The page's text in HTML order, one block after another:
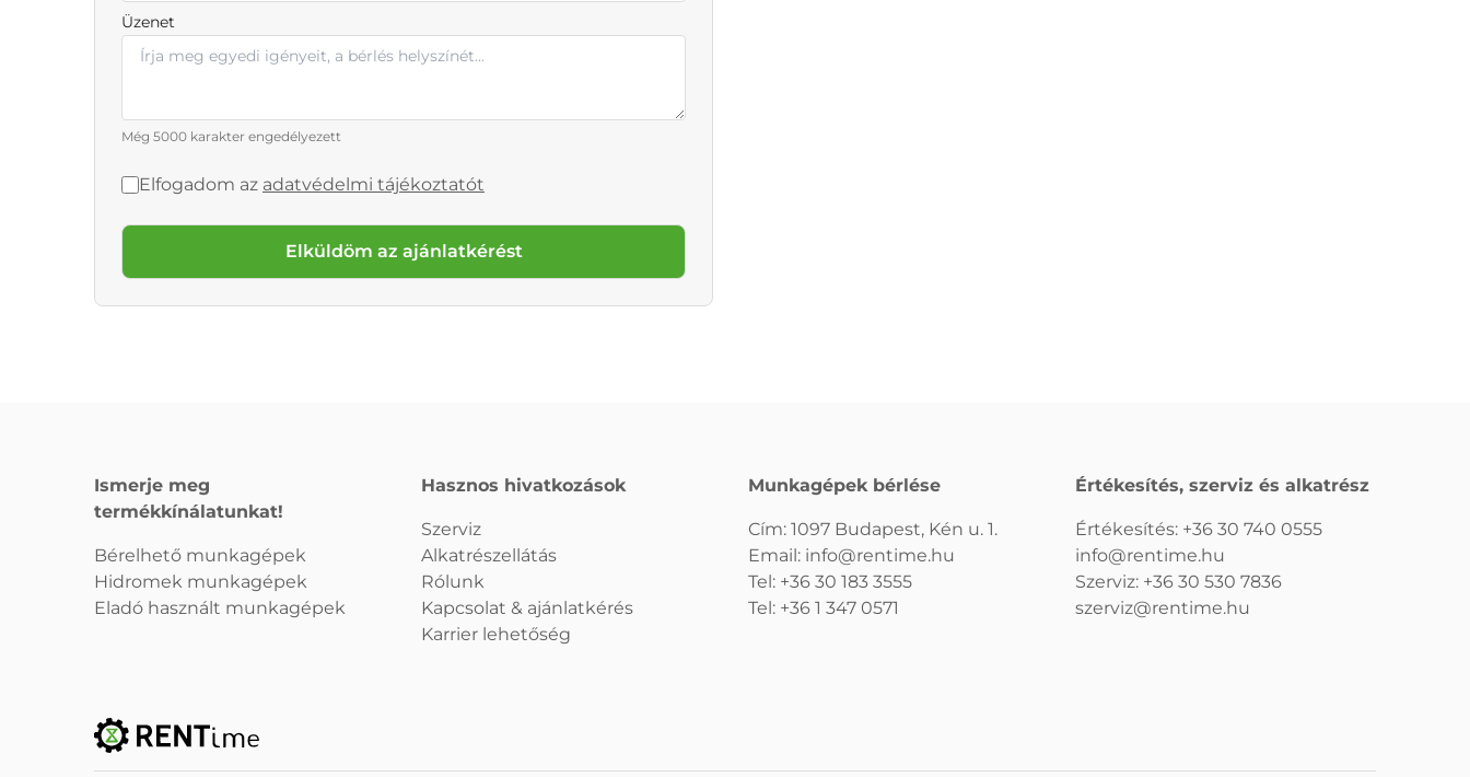
Üzenet
Még 5000 karakter engedélyezett
Elfogadom az adatvédelmi tájékoztatót
Elküldöm az ajánlatkérést
Ismerje meg
termékkínálatunkat!
Bérelhető munkagépek
Hidromek munkagépek
Eladó használt munkagépek
Hasznos hivatkozások
Szerviz
Alkatrészellátás
Rólunk
Kapcsolat & ajánlatkérés
Karrier lehetőség
Munkagépek bérlése
Cím: 1097 Budapest, Kén u. 1.
Email: info@rentime.hu
Tel: +36 30 183 3555
Tel: +36 1 347 0571
Értékesítés, szerviz és alkatrész
Értékesítés: +36 30 740 0555
info@rentime.hu
Szerviz: +36 30 530 7836
szerviz@rentime.hu